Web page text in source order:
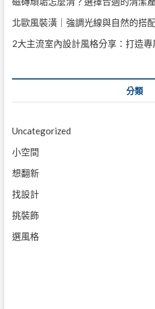
北歐風裝潢｜強調光線與自然的搭
2大主流室內設計風格分享：打造專
分類
Uncategorized
小空間
想翻新
找設計
挑裝飾
選風格